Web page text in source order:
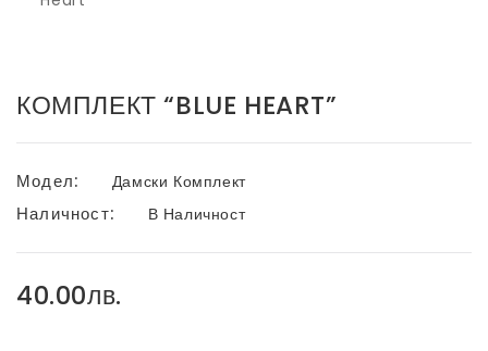
КОМПЛЕКТ “BLUE HEART”
Модел: Дамски Комплект
Наличност: В Наличност
40.00лв.